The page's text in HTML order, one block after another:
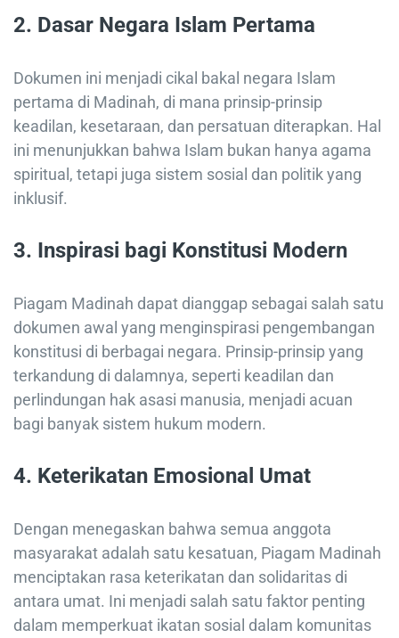
2. Dasar Negara Islam Pertama
Dokumen ini menjadi cikal bakal negara Islam
pertama di Madinah, di mana prinsip-prinsip
keadilan, kesetaraan, dan persatuan diterapkan. Hal
ini menunjukkan bahwa Islam bukan hanya agama
spiritual, tetapi juga sistem sosial dan politik yang
inklusif.
3. Inspirasi bagi Konstitusi Modern
Piagam Madinah dapat dianggap sebagai salah satu
dokumen awal yang menginspirasi pengembangan
konstitusi di berbagai negara. Prinsip-prinsip yang
terkandung di dalamnya, seperti keadilan dan
perlindungan hak asasi manusia, menjadi acuan
bagi banyak sistem hukum modern.
4. Keterikatan Emosional Umat
Dengan menegaskan bahwa semua anggota
masyarakat adalah satu kesatuan, Piagam Madinah
menciptakan rasa keterikatan dan solidaritas di
antara umat. Ini menjadi salah satu faktor penting
dalam memperkuat ikatan sosial dalam komunitas